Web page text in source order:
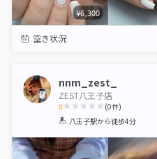
¥6,300
空き状況
nnm_zest_
ZEST八王子店
0
1 2 3 4 5
(0件)
八王子駅から徒歩4分